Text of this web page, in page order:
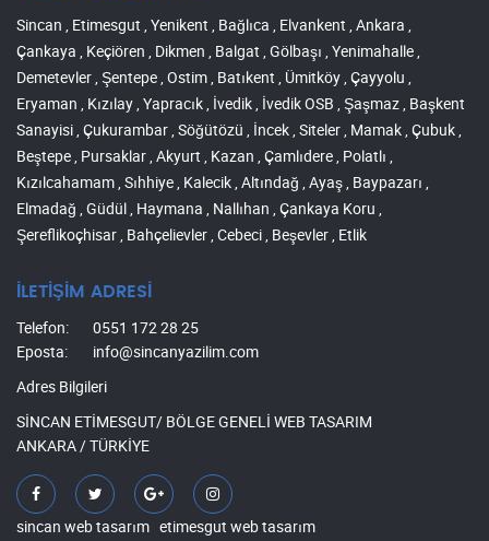
Sincan , Etimesgut , Yenikent , Bağlıca , Elvankent , Ankara ,
Çankaya , Keçiören , Dikmen , Balgat , Gölbaşı , Yenimahalle ,
Demetevler , Şentepe , Ostim , Batıkent , Ümitköy , Çayyolu ,
Eryaman , Kızılay , Yapracık , İvedik , İvedik OSB , Şaşmaz , Başkent
Sanayisi , Çukurambar , Söğütözü , İncek , Siteler , Mamak , Çubuk ,
Beştepe , Pursaklar , Akyurt , Kazan , Çamlıdere , Polatlı ,
Kızılcahamam , Sıhhiye , Kalecik , Altındağ , Ayaş , Baypazarı ,
Elmadağ , Güdül , Haymana , Nallıhan , Çankaya Koru ,
Şereflikoçhisar , Bahçelievler , Cebeci , Beşevler , Etlik
İLETİŞİM ADRESİ
Telefon:
0551 172 28 25
Eposta:
info@sincanyazilim.com
Adres Bilgileri
SİNCAN ETİMESGUT/ BÖLGE GENELİ WEB TASARIM
ANKARA / TÜRKİYE
sincan web tasarım etimesgut web tasarım